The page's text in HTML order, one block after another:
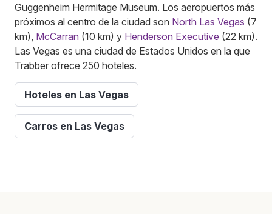
Guggenheim Hermitage Museum. Los aeropuertos más
próximos al centro de la ciudad son North Las Vegas (7
km), McCarran (10 km) y Henderson Executive (22 km).
Las Vegas es una ciudad de Estados Unidos en la que
Trabber ofrece 250 hoteles.
Hoteles en Las Vegas
Carros en Las Vegas